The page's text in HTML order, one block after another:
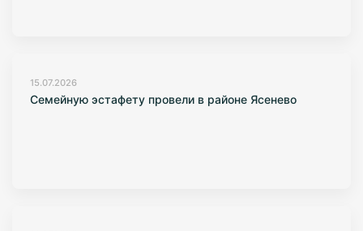
15.07.2026
Семейную эстафету провели в районе Ясенево